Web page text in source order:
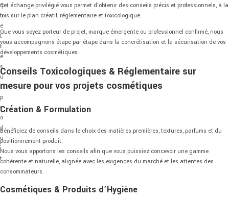
q
u
e
t
t
e
s
u
r
p
r
o
d
u
i
t
Cet échange privilégié vous permet d’obtenir des conseils précis et professionnels, à la
fois sur le plan créatif, réglementaire et toxicologique.
Que vous soyez porteur de projet, marque émergente ou professionnel confirmé, nous
vous accompagnons étape par étape dans la concrétisation et la sécurisation de vos
développements cosmétiques.
Conseils Toxicologiques & Réglementaire sur
mesure pour vos projets cosmétiques
Création & Formulation
Bénéficiez de conseils dans le choix des matières premières, textures, parfums et du
positionnement produit.
Nous vous apportons les conseils afin que vous puissiez concevoir une gamme
cohérente et naturelle, alignée avec les exigences du marché et les attentes des
consommateurs.
Cosmétiques & Produits d’Hygiène